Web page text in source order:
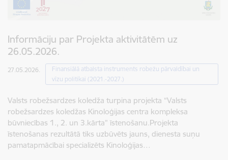
Informāciju par Projekta aktivitātēm uz
26.05.2026.
27.05.2026.
Finansiālā atbalsta instruments robežu pārvaldībai un
vīzu politikai (2021.-2027.)
Valsts robežsardzes koledža turpina projekta “Valsts
robežsardzes koledžas Kinoloģijas centra kompleksa
būvniecības 1., 2. un 3.kārta” īstenošanu.Projekta
īstenošanas rezultātā tiks uzbūvēts jauns, dienesta suņu
pamatapmācībai specializēts Kinoloģijas…